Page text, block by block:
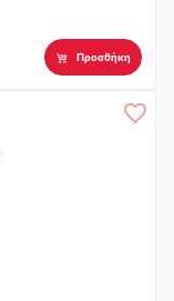
Προσθήκη